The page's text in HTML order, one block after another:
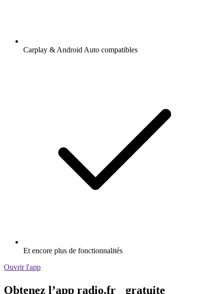
Carplay & Android Auto compatibles
Et encore plus de fonctionnalités
Ouvrir l'app
Obtenez l’app radio.fr gratuite